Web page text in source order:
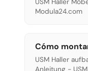
Modula24.com
Cómo
USM Haller
Anleitung -